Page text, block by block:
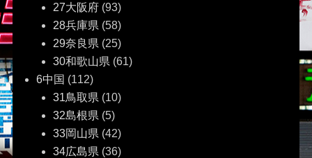
27大阪府(93)
28兵庫県 (58)
29奈良県 (25)
30和歌山県 (61)
6中国 (112)
31鳥取県 (10)
32島根県 (5)
33岡山県 (42)
34広島県 (36)